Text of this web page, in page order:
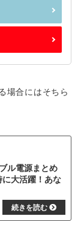
場合にはそちら
ル電源まとめ
大活躍！あな